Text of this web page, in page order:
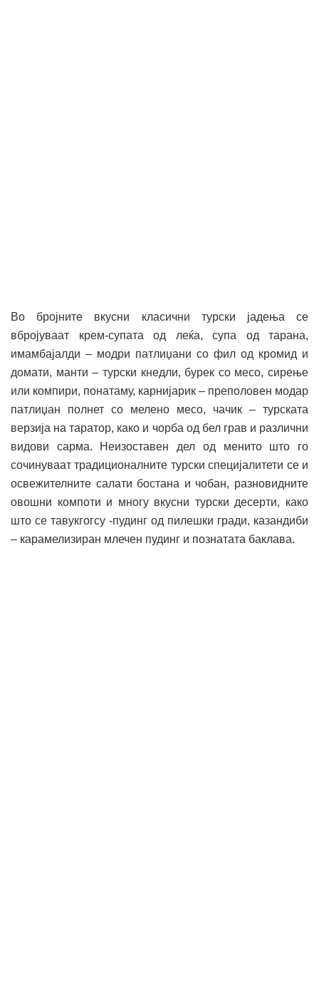
Во бројните вкусни класични турски јадења се
вбројуваат крем-супата од леќа, супа од тарана,
имамбајалди – модри патлиџани со фил од кромид и
домати, манти – турски кнедли, бурек со месо, сирење
или компири, понатаму, карнијарик – преполовен модар
патлиџан полнет со мелено месо, чачик – турската
верзија на таратор, како и чорба од бел грав и различни
видови сарма. Неизоставен дел од менито што го
сочинуваат традиционалните турски специјалитети се и
освежителните салати бостана и чобан, разновидните
овошни компоти и многу вкусни турски десерти, како
што се тавукгогсу -пудинг од пилешки гради, казандиби
– карамелизиран млечен пудинг и познатата баклава.